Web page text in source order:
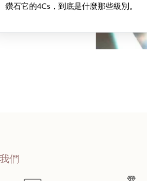
鑽石它的4Cs，到底是什麼那些級別。
們